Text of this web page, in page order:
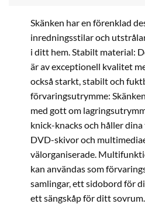
Skänken har en förenklad
inredningsstilar och
i ditt hem. Stabilt material:
är av exceptionell kvalitet
också starkt, stabilt och
förvaringsutrymme:
med gott om
knick-knacks och håller
DVD-skivor och
välorganiserade.
kan användas som
samlingar, ett sidobord för
ett sängskåp för ditt